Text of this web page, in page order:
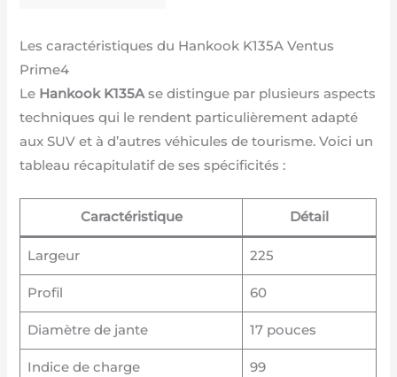
Les caractéristiques du Hankook K135A Ventus
Prime4
Le Hankook K135Ase distingue par plusieurs aspects
techniques qui le rendent particulièrement adapté
aux SUV et à d’autres véhicules de tourisme. Voici un
tableau récapitulatif de ses spécificités :
Caractéristique Détail
Largeur 225
Profil 60
Diamètre de jante 17 pouces
Indice de charge 99